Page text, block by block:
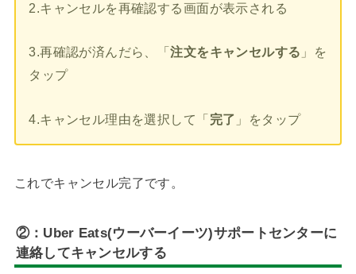
2.キャンセルを再確認する画面が表示される
3.再確認が済んだら、「注文をキャンセルする 」を
タップ
4.キャンセル理由を選択して「完了 」をタップ
これでキャンセル完了です。
②： Uber Eats(ウーバーイーツ)サポートセンターに
連絡してキャンセルする